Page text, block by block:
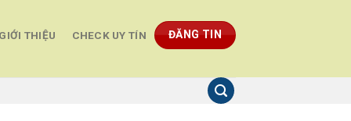
GIỚI THIỆU CHECK UY TÍN ĐĂNG TIN